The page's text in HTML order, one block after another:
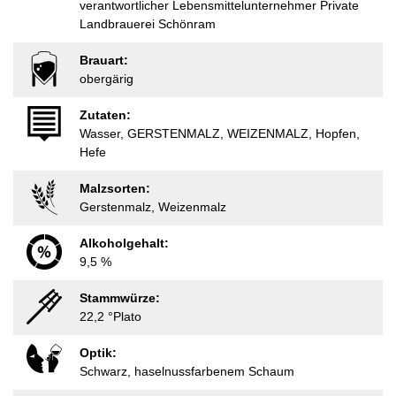
verantwortlicher Lebensmittelunternehmer Private
Landbrauerei Schönram
Brauart:
obergärig
Zutaten:
Wasser, GERSTENMALZ, WEIZENMALZ, Hopfen,
Hefe
Malzsorten:
Gerstenmalz, Weizenmalz
Alkoholgehalt:
9,5 %
Stammwürze:
22,2 °Plato
Optik:
Schwarz, haselnussfarbenem Schaum